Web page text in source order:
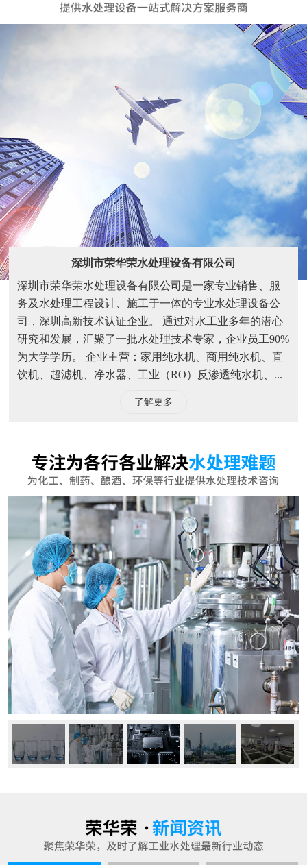
深圳市荣华荣水处理设备有限公司
深圳市荣华荣水处理设备有限公司是一家专业销售、服
务及水处理工程设计、施工于一体的专业水处理设备公
司，深圳高新技术认证企业。 通过对水工业多年的潜心
研究和发展，汇聚了一批水处理技术专家，企业员工90%
为大学学历。 企业主营：家用纯水机、商用纯水机、直
饮机、超滤机、净水器、工业（RO）反渗透纯水机、...
公司动态 行业资讯 常见问题